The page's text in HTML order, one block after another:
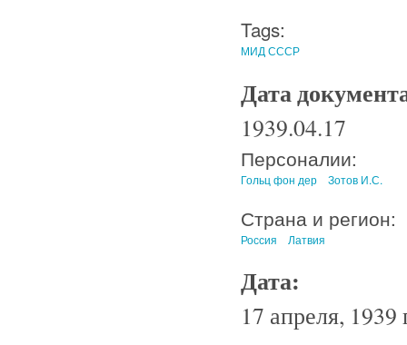
Tags:
МИД СССР
Дата
1939.04.17
Персоналии:
Гольц фон дер Зотов И.С.
Страна и регион:
Россия Латвия
Дата:
17 апреля, 1939